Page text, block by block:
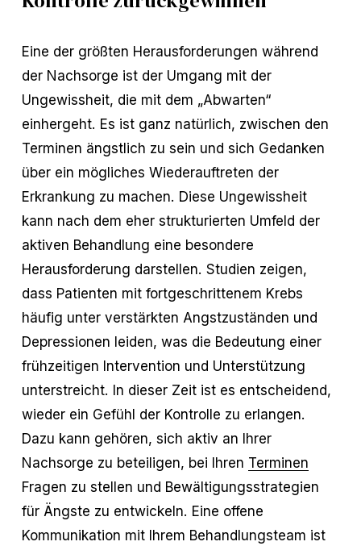
Eine der größten Herausforderungen während
der Nachsorge ist der Umgang mit der
Ungewissheit, die mit dem „Abwarten“
einhergeht. Es ist ganz natürlich, zwischen den
Terminen ängstlich zu sein und sich Gedanken
über ein mögliches Wiederauftreten der
Erkrankung zu machen. Diese Ungewissheit
kann nach dem eher strukturierten Umfeld der
aktiven Behandlung eine besondere
Herausforderung darstellen. Studien zeigen,
dass Patienten mit fortgeschrittenem Krebs
häufig unter verstärkten Angstzuständen und
Depressionen leiden, was die Bedeutung einer
frühzeitigen Intervention und Unterstützung
unterstreicht. In dieser Zeit ist es entscheidend,
wieder ein Gefühl der Kontrolle zu erlangen.
Dazu kann gehören, sich aktiv an Ihrer
Nachsorge zu beteiligen, bei Ihren Terminen
Fragen zu stellen und Bewältigungsstrategien
für Ängste zu entwickeln. Eine offene
Kommunikation mit Ihrem Behandlungsteam ist